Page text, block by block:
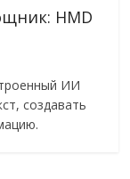
HMD
ИИ
создавать